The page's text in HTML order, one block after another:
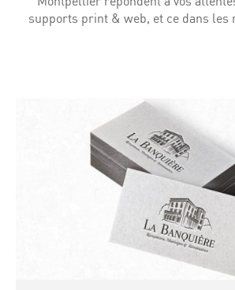
supports print & web, et ce dans les